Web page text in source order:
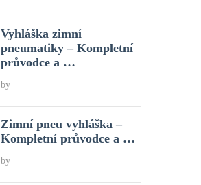
Vyhláška zimní
pneumatiky – Kompletní
průvodce a …
by
Zimní pneu vyhláška –
Kompletní průvodce a …
by